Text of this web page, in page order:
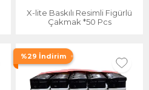
X-lite Baskılı Resimli Figürlü
Çakmak *50 Pcs
%29 İndirim